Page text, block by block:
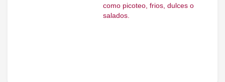
como picoteo, frios, dulces o
salados.